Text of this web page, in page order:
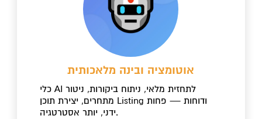
אוטומציה ובינה מלאכותית
כלי AI לתחזית מלאי, ניתוח ביקורות, ניטור
מתחרים, יצירת תוכן Listing ודוחות — פחות
ידני, יותר אסטרטגיה.